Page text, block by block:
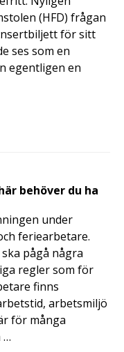
(HFD) frågan
för sitt
ses som en
egentligen en
behöver du ha
under
feriearbetare.
pågå några
regler som för
finns
arbetsmiljö
för många
…